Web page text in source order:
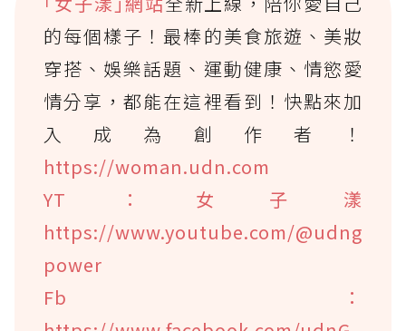
的每個樣子！最棒的美食旅遊、美妝
穿搭、娛樂話題、運動健康、情慾愛
情分享，都能在這裡看到！快點來加
入成為創作者！
https://woman.udn.com
YT：女子漾
https://www.youtube.com/@udng
power
Fb：